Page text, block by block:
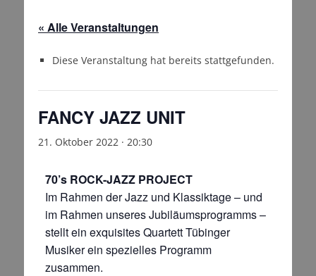
« Alle Veranstaltungen
Diese Veranstaltung hat bereits stattgefunden.
FANCY JAZZ UNIT
21. Oktober 2022 · 20:30
70’s ROCK-JAZZ PROJECT
Im Rahmen der Jazz und Klassiktage – und
im Rahmen unseres Jubiläumsprogramms –
stellt ein exquisites Quartett Tübinger
Musiker ein spezielles Programm
zusammen.